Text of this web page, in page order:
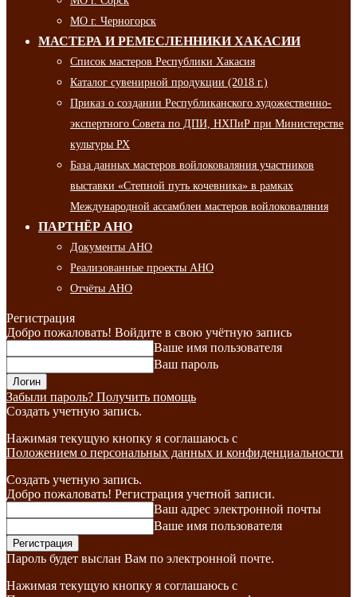
МО г. Черногорск
МАСТЕРА И РЕМЕСЛЕННИКИ ХАКАСИИ
Список мастеров Республики Хакасия
Каталог сувенирной продукции (2018 г.)
Приказ о создании Республиканского художественно-
экспертного Совета по ДПИ, НХПиР при Министерстве
культуры РХ
База данных мастеров войлоковаляния участников
выставки «Степной путь кочевника» в рамках
Международной ассамблеи мастеров войлоковаляния
ПАРТНЁР АНО
Документы АНО
Реализованные проекты АНО
Отчёты АНО
Регистрация
Добро пожаловать! Войдите в свою учётную запись
Ваше имя пользователя
Ваш пароль
Забыли пароль? Получить помощь
Создать учетную запись.
Нажимая текущую кнопку я соглашаюсь с
Положением о персональных данных и конфиденциальности
Создать учетную запись.
Добро пожаловать! Регистрация учетной записи.
Ваш адрес электронной почты
Ваше имя пользователя
Пароль будет выслан Вам по электронной почте.
Нажимая текущую кнопку я соглашаюсь с